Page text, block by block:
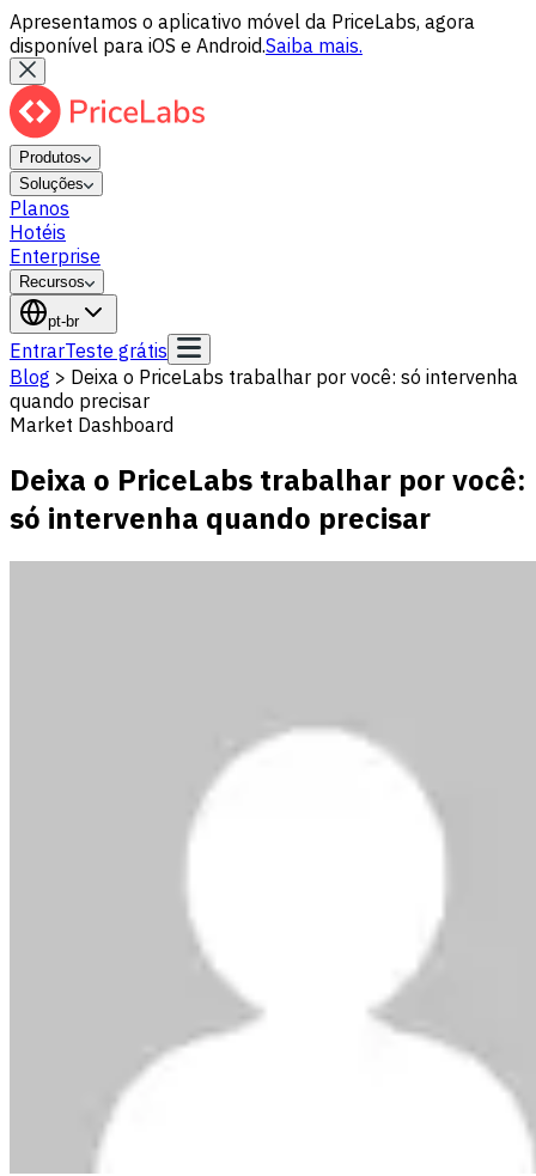
Apresentamos o aplicativo móvel da PriceLabs, agora
disponível para iOS e Android.Saiba mais.
Produtos
Soluções
Planos
Hotéis
Enterprise
Recursos
pt-br
EntrarTeste grátis
Blog > Deixa o PriceLabs trabalhar por você: só intervenha
quando precisar
Market Dashboard
Deixa o PriceLabs trabalhar por você:
só intervenha quando precisar